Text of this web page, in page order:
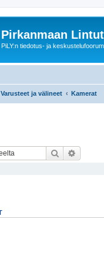
Pirkanmaan
PiLY:n tiedotus- ja
Varusteet ja välineet Kamerat
Etsi